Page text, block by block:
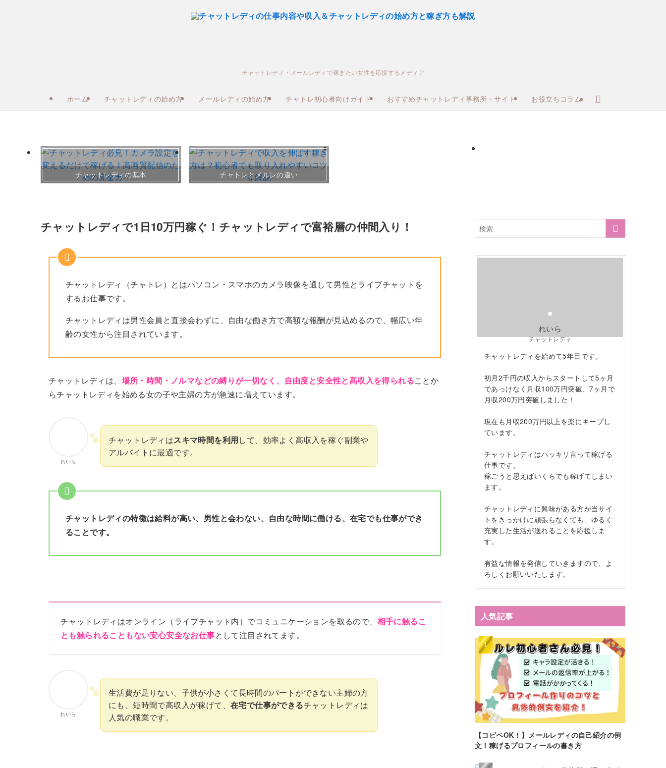
チャットレディ・メールレディで稼ぎたい女性を応援するメディア
ホーム チャットレディの始め方 メールレディの始め方 チャトレ初心者向けガイド おすすめチャットレディ事務所・サイト お役立ちコラム
チャットレディの基本 チャトレとメルレの違い
チャットレディで1日10万円稼ぐ！チャットレディで富裕層の仲間入り！
チャットレディ（チャトレ）とはパソコン・スマホのカメラ映像を通して男性とライブチャットを
するお仕事です。
チャットレディは男性会員と直接会わずに、自由な働き方で高額な報酬が見込めるので、幅広い年
齢の女性から注目されています。
チャットレディは、 場所・時間・ノルマなどの縛りが一切なく、自由度と安全性と高収入を得られることか
らチャットレディを始める女の子や主婦の方が急速に増えています。
れいら
チャットレディはスキマ時間を利用して、効率よく高収入を稼ぐ副業や
アルバイトに最適です。
チャットレディの特徴は給料が高い、男性と会わない、自由な時間に働ける、在宅でも仕事ができ
ることです。
チャットレディはオンライン（ライブチャット内）でコミュニケーションを取るので、 相手に触るこ
とも触られることもない安心安全なお仕事として注目されてます。
れいら
生活費が足りない、子供が小さくて長時間のパートができない主婦の方
にも、短時間で高収入が稼げて、 在宅で仕事ができるチャットレディは
人気の職業です。
れいら
チャットレディ
チャットレディを始めて5年目です。
初月2千円の収入からスタートして5ヶ月
であっけなく月収100万円突破、7ヶ月で
月収200万円突破しました！
現在も月収200万円以上を楽にキープし
ています。
チャットレディはハッキリ言って稼げる
仕事です。
稼ごうと思えばいくらでも稼げてしまい
ます。
チャットレディに興味がある方が当サイ
トをきっかけに頑張らなくても、ゆるく
充実した生活が送れることを応援しま
す。
有益な情報を発信していきますので、よ
ろしくお願いいたします。
人気記事
【コピペOK！】メールレディの自己紹介の例
文！稼げるプロフィールの書き方